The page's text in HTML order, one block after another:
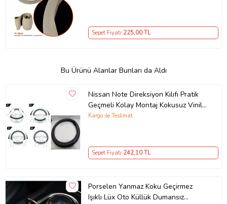
Sepet Fiyatı 225,00 TL
Bu Ürünü Alanlar Bunları da Aldı
Nissan Note Direksiyon Kılıfı Pratik
Geçmeli Kolay Montaj Kokusuz Vinil
Deri
Kargo ile Teslimat
Sepet Fiyatı 242,10 TL
Porselen Yanmaz Koku Geçirmez
Işıklı Lüx Oto Küllük Dumansız